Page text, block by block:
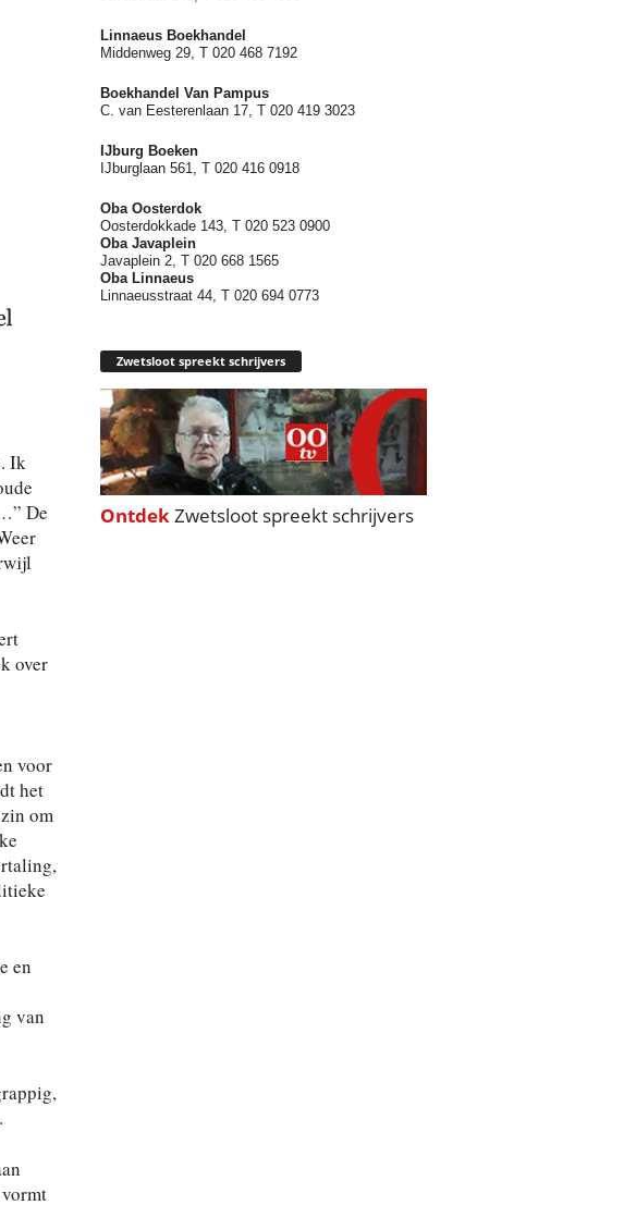
Ik
De
over
voor
het
om
en
van
Linnaeus Boekhandel
Middenweg 29, T 020 468 7192
Boekhandel Van Pampus
C. van Eesterenlaan 17, T 020 419 3023
IJburg Boeken
IJburglaan 561, T 020 416 0918
Oba Oosterdok
Oosterdokkade 143, T 020 523 0900
Oba Javaplein
Javaplein 2, T 020 668 1565
Oba Linnaeus
Linnaeusstraat 44, T 020 694 0773
Zwetsloot spreekt schrijvers
Ontdek Zwetsloot spreekt schrijvers